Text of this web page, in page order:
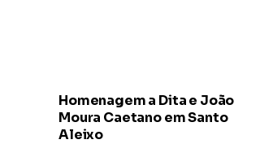
Homenagem a Dita e João
Moura Caetano em Santo
Aleixo